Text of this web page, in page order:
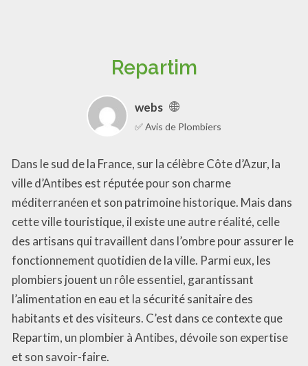
Repartim
webs
✅ Avis de Plombiers
Dans le sud de la France, sur la célèbre Côte d’Azur, la
ville d’Antibes est réputée pour son charme
méditerranéen et son patrimoine historique. Mais dans
cette ville touristique, il existe une autre réalité, celle
des artisans qui travaillent dans l’ombre pour assurer le
fonctionnement quotidien de la ville. Parmi eux, les
plombiers jouent un rôle essentiel, garantissant
l’alimentation en eau et la sécurité sanitaire des
habitants et des visiteurs. C’est dans ce contexte que
Repartim, un plombier à Antibes, dévoile son expertise
et son savoir-faire.